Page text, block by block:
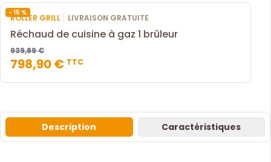
- 15 %
ROLLER GRILL | LIVRAISON GRATUITE
Réchaud de cuisine à gaz 1 brûleur
939,89 €
798,90 € TTC
Description Caractéristiques